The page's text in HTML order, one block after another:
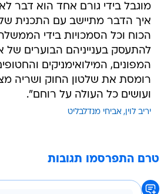
מוגבל בידי גורם אחד הוא דבר
איך הדבר מתיישב עם התכנית
הכוח וכל הסמכויות בידי
להתעסק בענייניהם הבוערים של
המפונים, המילואימניקים
רומסת את שלטון החוק ושריה
ועושים כל העולה על רוחם".
יריב לוין אביחי מנדלבליט
טרם התפרסמו תגובות